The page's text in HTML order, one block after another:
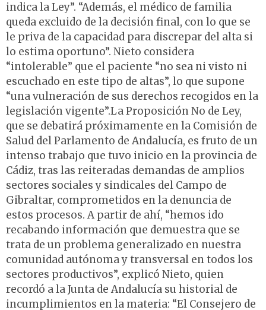
indica la Ley”. “Además, el médico de familia
queda excluido de la decisión final, con lo que se
le priva de la capacidad para discrepar del alta si
lo estima oportuno”. Nieto considera
“intolerable” que el paciente “no sea ni visto ni
escuchado en este tipo de altas”, lo que supone
“una vulneración de sus derechos recogidos en la
legislación vigente”.La Proposición No de Ley,
que se debatirá próximamente en la Comisión de
Salud del Parlamento de Andalucía, es fruto de un
intenso trabajo que tuvo inicio en la provincia de
Cádiz, tras las reiteradas demandas de amplios
sectores sociales y sindicales del Campo de
Gibraltar, comprometidos en la denuncia de
estos procesos. A partir de ahí, “hemos ido
recabando información que demuestra que se
trata de un problema generalizado en nuestra
comunidad autónoma y transversal en todos los
sectores productivos”, explicó Nieto, quien
recordó a la Junta de Andalucía su historial de
incumplimientos en la materia: “El Consejero de